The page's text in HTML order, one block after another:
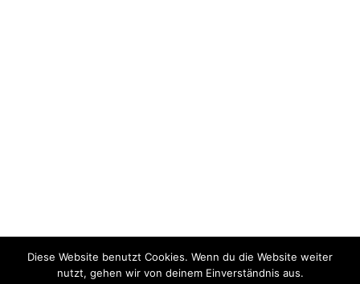
KontaktImpressumDatenschutzerklärung
Diese Website benutzt Cookies. Wenn du die Website weiter
nutzt, gehen wir von deinem Einverständnis aus.